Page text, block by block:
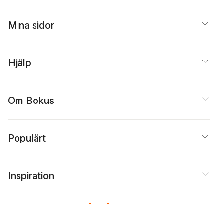
Mina sidor
Hjälp
Om Bokus
Populärt
Inspiration